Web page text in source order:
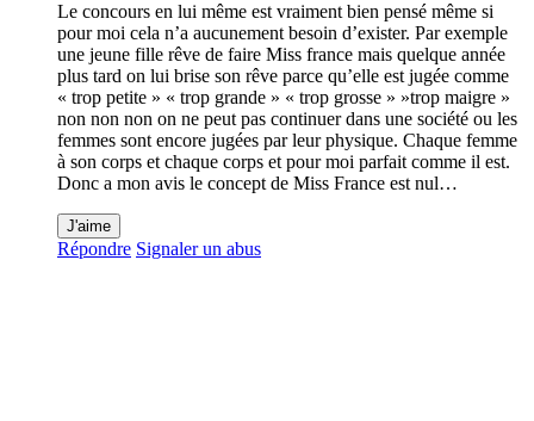
Le concours en lui même est vraiment bien pensé même si
pour moi cela n’a aucunement besoin d’exister. Par exemple
une jeune fille rêve de faire Miss france mais quelque année
plus tard on lui brise son rêve parce qu’elle est jugée comme
« trop petite » « trop grande » « trop grosse » »trop maigre »
non non non on ne peut pas continuer dans une société ou les
femmes sont encore jugées par leur physique. Chaque femme
à son corps et chaque corps et pour moi parfait comme il est.
Donc a mon avis le concept de Miss France est nul…
J'aime
Répondre Signaler un abus